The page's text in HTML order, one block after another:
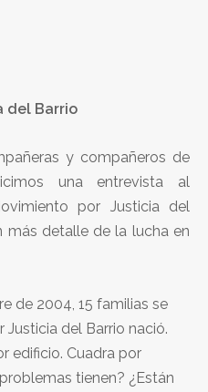
del Barrio
y compañeros de
una entrevista al
por Justicia del
más detalle de la lucha en
de 2004, 15 familias se
del Barrio nació.
edificio. Cuadra por
tienen? ¿Están